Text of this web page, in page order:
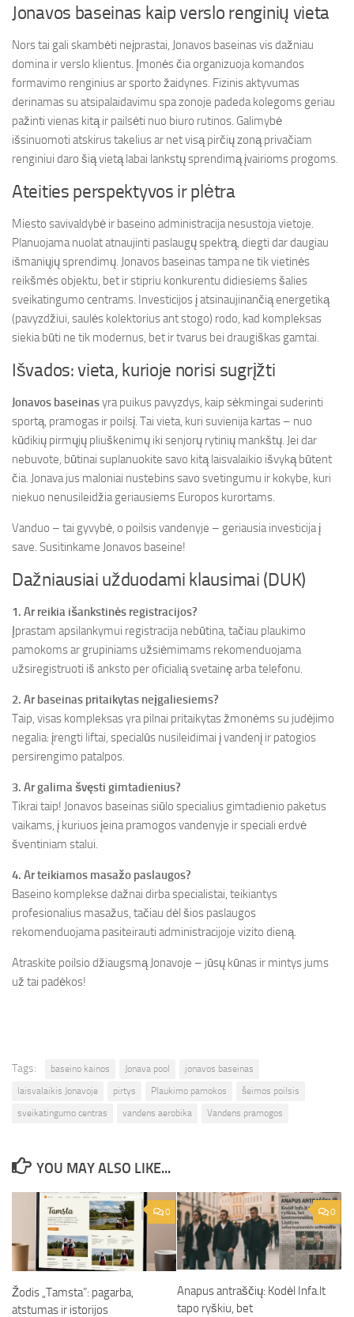
Jonavos baseinas kaip verslo renginių vieta
Nors tai gali skambėti neįprastai, Jonavos baseinas vis dažniau
domina ir verslo klientus. Įmonės čia organizuoja komandos
formavimo renginius ar sporto žaidynes. Fizinis aktyvumas
derinamas su atsipalaidavimu spa zonoje padeda kolegoms geriau
pažinti vienas kitą ir pailsėti nuo biuro rutinos. Galimybė
išsinuomoti atskirus takelius ar net visą pirčių zoną privačiam
renginiui daro šią vietą labai lankstų sprendimą įvairioms progoms.
Ateities perspektyvos ir plėtra
Miesto savivaldybė ir baseino administracija nesustoja vietoje.
Planuojama nuolat atnaujinti paslaugų spektrą, diegti dar daugiau
išmaniųjų sprendimų. Jonavos baseinas tampa ne tik vietinės
reikšmės objektu, bet ir stipriu konkurentu didiesiems šalies
sveikatingumo centrams. Investicijos į atsinaujinančią energetiką
(pavyzdžiui, saulės kolektorius ant stogo) rodo, kad kompleksas
siekia būti ne tik modernus, bet ir tvarus bei draugiškas gamtai.
Išvados: vieta, kurioje norisi sugrįžti
Jonavos baseinasyra puikus pavyzdys, kaip sėkmingai suderinti
sportą, pramogas ir poilsį. Tai vieta, kuri suvienija kartas – nuo
kūdikių pirmųjų pliuškenimų iki senjorų rytinių mankštų. Jei dar
nebuvote, būtinai suplanuokite savo kitą laisvalaikio išvyką būtent
čia. Jonava jus maloniai nustebins savo svetingumu ir kokybe, kuri
niekuo nenusileidžia geriausiems Europos kurortams.
Vanduo – tai gyvybė, o poilsis vandenyje – geriausia investicija į
save. Susitinkame Jonavos baseine!
Dažniausiai užduodami klausimai (DUK)
1. Ar reikia išankstinės registracijos?
Įprastam apsilankymui registracija nebūtina, tačiau plaukimo
pamokoms ar grupiniams užsiėmimams rekomenduojama
užsiregistruoti iš anksto per oficialią svetainę arba telefonu.
2. Ar baseinas pritaikytas neįgaliesiems?
Taip, visas kompleksas yra pilnai pritaikytas žmonėms su judėjimo
negalia: įrengti liftai, specialūs nusileidimai į vandenį ir patogios
persirengimo patalpos.
3. Ar galima švęsti gimtadienius?
Tikrai taip! Jonavos baseinas siūlo specialius gimtadienio paketus
vaikams, į kuriuos įeina pramogos vandenyje ir speciali erdvė
šventiniam stalui.
4. Ar teikiamos masažo paslaugos?
Baseino komplekse dažnai dirba specialistai, teikiantys
profesionalius masažus, tačiau dėl šios paslaugos
rekomenduojama pasiteirauti administracijoje vizito dieną.
Atraskite poilsio džiaugsmą Jonavoje – jūsų kūnas ir mintys jums
už tai padėkos!
Tags: baseino kainos Jonava pool
jonavos baseinas
laisvalaikis Jonavoje
pirtys Plaukimo pamokos
šeimos poilsis
sveikatingumo centras
vandens aerobika Vandens pramogos
YOU MAY ALSO LIKE...
0
Žodis „Tamsta”: pagarba,
atstumas ir istorijos
0
Anapus antraščių: Kodėl Infa.lt
tapo ryškiu, bet